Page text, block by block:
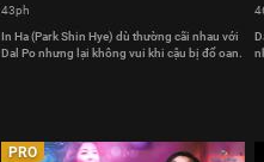
43ph
In Ha (Park Shin Hye) dù thường cãi nhau với
Dal Po nhưng lại không vui khi cậu bị đổ oan.
PRO